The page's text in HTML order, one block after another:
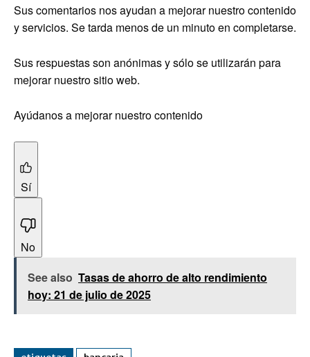
Sus comentarios nos ayudan a mejorar nuestro contenido
y servicios. Se tarda menos de un minuto en completarse.
Sus respuestas son anónimas y sólo se utilizarán para
mejorar nuestro sitio web.
Ayúdanos a mejorar nuestro contenido
Sí
No
See also Tasas de ahorro de alto rendimiento
hoy: 21 de julio de 2025